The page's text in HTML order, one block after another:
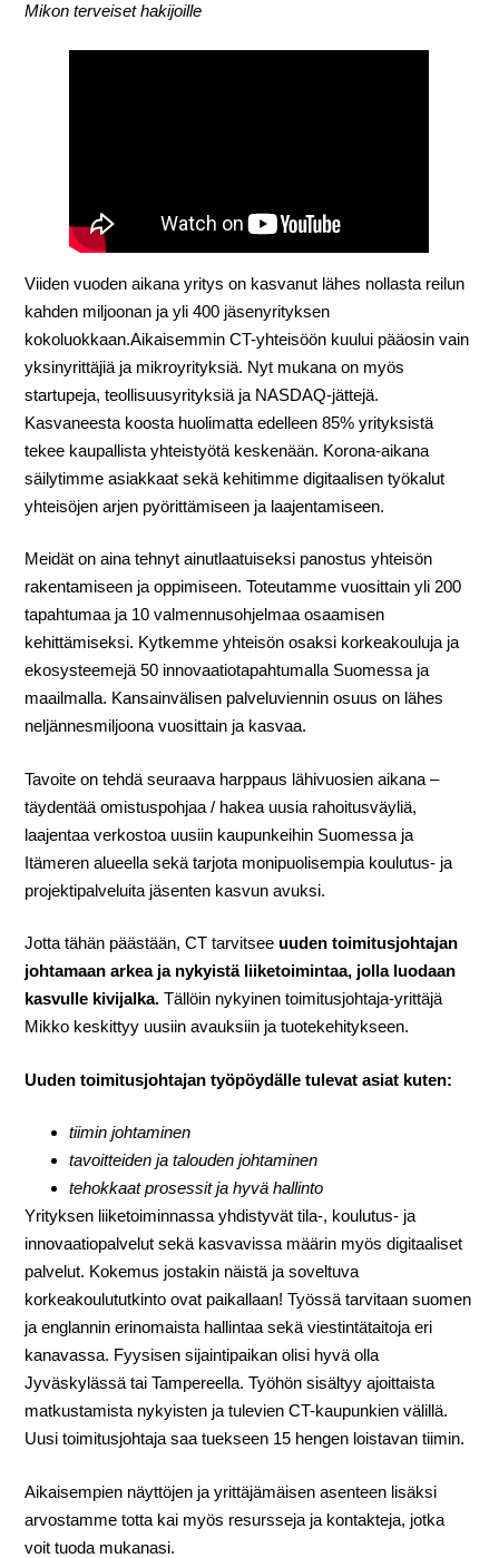
Mikon terveiset hakijoille
Viiden vuoden aikana yritys on kasvanut lähes nollasta reilun
kahden miljoonan ja yli 400 jäsenyrityksen
kokoluokkaan.Aikaisemmin CT-yhteisöön kuului pääosin vain
yksinyrittäjiä ja mikroyrityksiä. Nyt mukana on myös
startupeja, teollisuusyrityksiä ja NASDAQ-jättejä.
Kasvaneesta koosta huolimatta edelleen 85% yrityksistä
tekee kaupallista yhteistyötä keskenään. Korona-aikana
säilytimme asiakkaat sekä kehitimme digitaalisen työkalut
yhteisöjen arjen pyörittämiseen ja laajentamiseen.
Meidät on aina tehnyt ainutlaatuiseksi panostus yhteisön
rakentamiseen ja oppimiseen. Toteutamme vuosittain yli 200
tapahtumaa ja 10 valmennusohjelmaa osaamisen
kehittämiseksi. Kytkemme yhteisön osaksi korkeakouluja ja
ekosysteemejä 50 innovaatiotapahtumalla Suomessa ja
maailmalla. Kansainvälisen palveluviennin osuus on lähes
neljännesmiljoona vuosittain ja kasvaa.
Tavoite on tehdä seuraava harppaus lähivuosien aikana –
täydentää omistuspohjaa / hakea uusia rahoitusväyliä,
laajentaa verkostoa uusiin kaupunkeihin Suomessa ja
Itämeren alueella sekä tarjota monipuolisempia koulutus- ja
projektipalveluita jäsenten kasvun avuksi.
Jotta tähän päästään, CT tarvitsee uuden toimitusjohtajan
johtamaan arkea ja nykyistä liiketoimintaa, jolla luodaan
kasvulle kivijalka.Tällöin nykyinen toimitusjohtaja-yrittäjä
Mikko keskittyy uusiin avauksiin ja tuotekehitykseen.
Uuden toimitusjohtajan työpöydälle tulevat asiat kuten:
tiimin johtaminen
tavoitteiden ja talouden johtaminen
tehokkaat prosessit ja hyvä hallinto
Yrityksen liiketoiminnassa yhdistyvät tila-, koulutus- ja
innovaatiopalvelut sekä kasvavissa määrin myös digitaaliset
palvelut. Kokemus jostakin näistä ja soveltuva
korkeakoulututkinto ovat paikallaan! Työssä tarvitaan suomen
ja englannin erinomaista hallintaa sekä viestintätaitoja eri
kanavassa. Fyysisen sijaintipaikan olisi hyvä olla
Jyväskylässä tai Tampereella. Työhön sisältyy ajoittaista
matkustamista nykyisten ja tulevien CT-kaupunkien välillä.
Uusi toimitusjohtaja saa tuekseen 15 hengen loistavan tiimin.
Aikaisempien näyttöjen ja yrittäjämäisen asenteen lisäksi
arvostamme totta kai myös resursseja ja kontakteja, jotka
voit tuoda mukanasi.